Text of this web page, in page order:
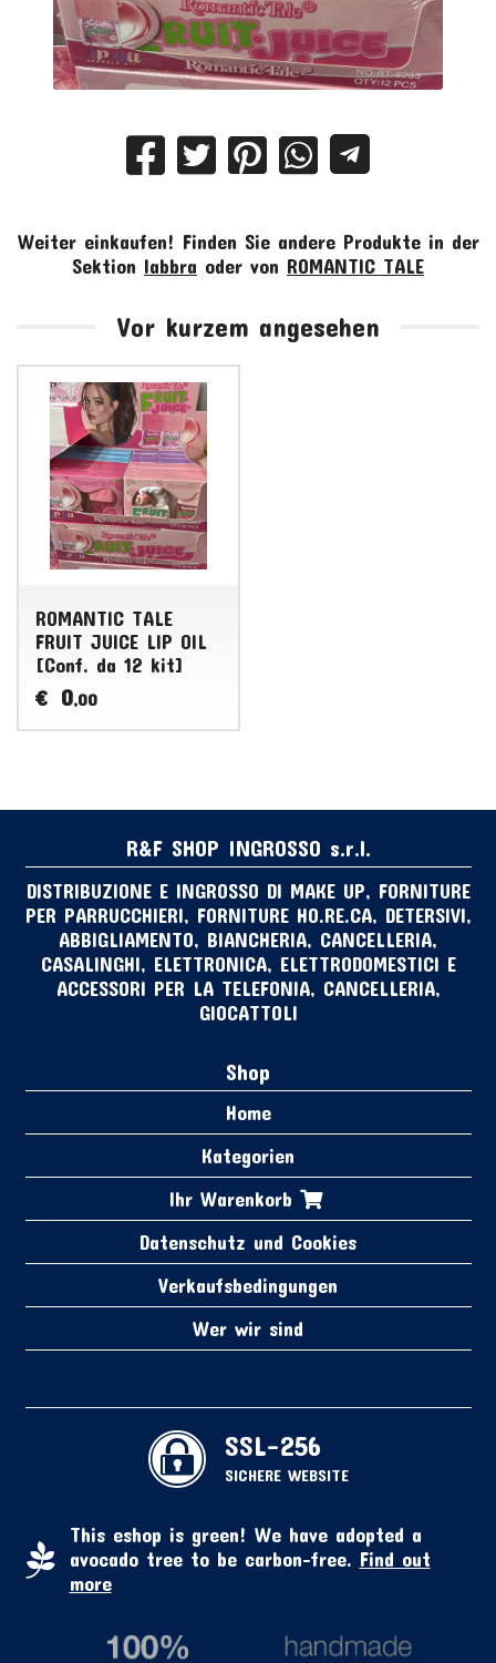
Weiter einkaufen! Finden Sie andere Produkte in der
Sektion labbra oder von ROMANTIC TALE
Vor kurzem angesehen
ROMANTIC TALE
FRUIT JUICE LIP OIL
[Conf. da 12 kit]
€ 0,00
R&F SHOP INGROSSO s.r.l.
DISTRIBUZIONE E INGROSSO DI MAKE UP, FORNITURE
PER PARRUCCHIERI, FORNITURE HO.RE.CA, DETERSIVI,
ABBIGLIAMENTO, BIANCHERIA, CANCELLERIA,
CASALINGHI, ELETTRONICA, ELETTRODOMESTICI E
ACCESSORI PER LA TELEFONIA, CANCELLERIA,
GIOCATTOLI
Shop
Home
Kategorien
Ihr Warenkorb
Datenschutz und Cookies
Verkaufsbedingungen
Wer wir sind
SSL-256
SICHERE WEBSITE
This eshop is green! We have adopted a
avocado tree to be carbon-free. Find out
more